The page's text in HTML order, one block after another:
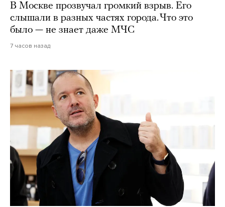
В Москве прозвучал громкий взрыв. Его
слышали в разных частях города. Что это
было — не знает даже МЧС
7 часов назад